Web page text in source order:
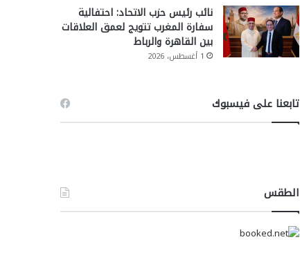
نائب رئيس حزب الاتحاد: احتفالية
سفارة المغرب تتويج لعمق العلاقات
بين القاهرة والرباط
1 أغسطس، 2026
تابعنا على فيسبوك
الطقس